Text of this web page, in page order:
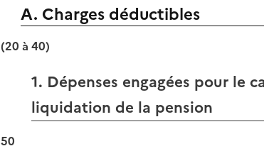
A. Charges déductibles
(20 à 40)
1. Dépenses engagées pour le
liquidation de la pension
50